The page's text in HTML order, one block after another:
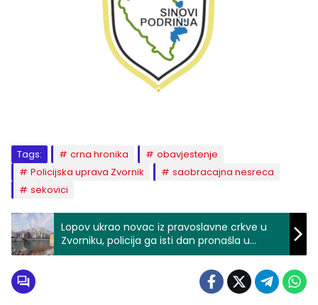
Tags: crna hronika
obavjestenje
Policijska uprava Zvornik
saobracajna nesreca
sekovici
Lopov ukrao novac iz pravoslavne crkve u
Zvorniku, policija ga isti dan pronašla u
Bijeljini i uhapsila, pronađen i ukradeni novac